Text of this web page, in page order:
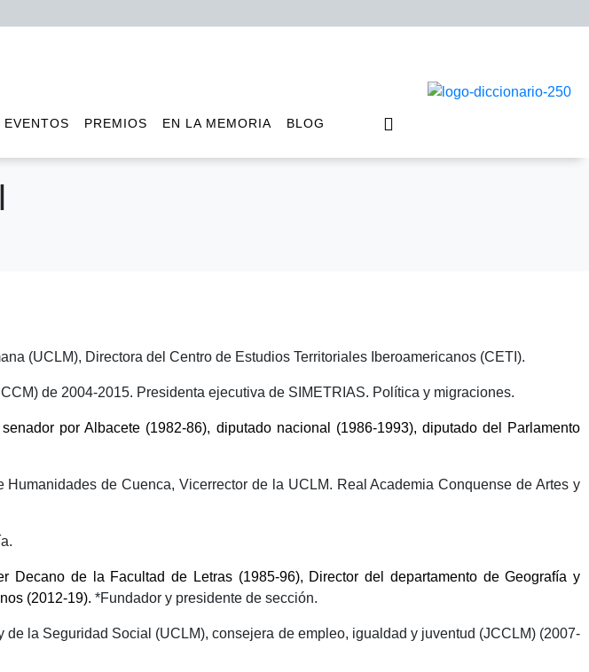
EVENTOS PREMIOS EN LA MEMORIA BLOG
(UCLM), Directora del Centro de Estudios Territoriales Iberoamericanos (CETI).
de 2004-2015. Presidenta ejecutiva de SIMETRIAS. Política y migraciones.
por Albacete (1982-86), diputado nacional (1986-1993), diputado del Parlamento
de Cuenca, Vicerrector de la UCLM. Real Academia Conquense de Artes y
Decano de la Facultad de Letras (1985-96), Director del departamento de Geografía y
(2012-19). *Fundador y presidente de sección.
la Seguridad Social (UCLM), consejera de empleo, igualdad y juventud (JCCLM) (2007-